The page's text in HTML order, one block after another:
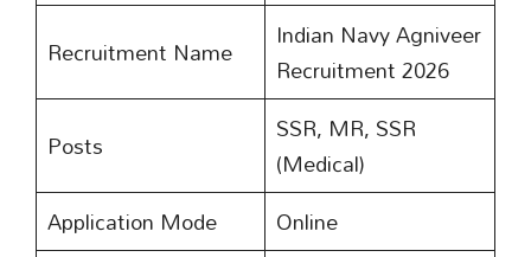
Recruitment Name
Indian Navy Agniveer
Recruitment 2026
Posts
SSR, MR, SSR
(Medical)
Application Mode
Online